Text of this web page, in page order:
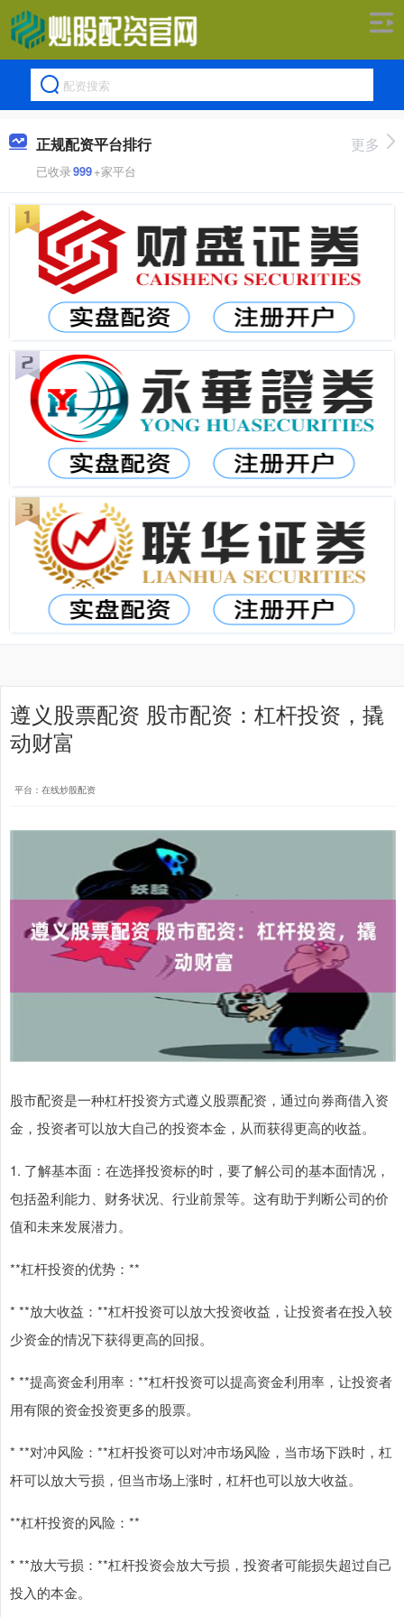
正规配资平台排行
已收录999+家平台
更多
遵义股票配资 股市配资：杠杆投资，撬
动财富
平台：在线炒股配资
股市配资是一种杠杆投资方式遵义股票配资，通过向券商借入资
金，投资者可以放大自己的投资本金，从而获得更高的收益。
1. 了解基本面：在选择投资标的时，要了解公司的基本面情况，
包括盈利能力、财务状况、行业前景等。这有助于判断公司的价
值和未来发展潜力。
**杠杆投资的优势：**
* **放大收益：**杠杆投资可以放大投资收益，让投资者在投入较
少资金的情况下获得更高的回报。
* **提高资金利用率：**杠杆投资可以提高资金利用率，让投资者
用有限的资金投资更多的股票。
* **对冲风险：**杠杆投资可以对冲市场风险，当市场下跌时，杠
杆可以放大亏损，但当市场上涨时，杠杆也可以放大收益。
**杠杆投资的风险：**
* **放大亏损：**杠杆投资会放大亏损，投资者可能损失超过自己
投入的本金。